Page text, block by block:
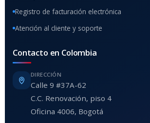
Registro de facturación electrónica
Atención al cliente y soporte
Contacto en Colombia
DIRECCIÓN
Calle 9 #37A-62
C.C. Renovación, piso 4
Oficina 4006, Bogotá